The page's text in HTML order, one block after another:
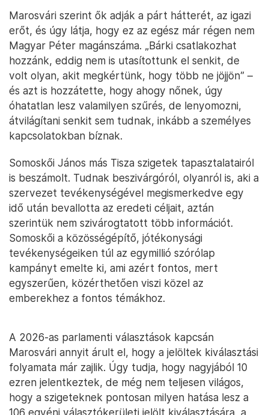
Marosvári szerint ők adják a párt hátterét, az igazi
erőt, és úgy látja, hogy ez az egész már régen nem
Magyar Péter magánszáma. „Bárki csatlakozhat
hozzánk, eddig nem is utasítottunk el senkit, de
volt olyan, akit megkértünk, hogy több ne jöjjön” –
és azt is hozzátette, hogy ahogy nőnek, úgy
óhatatlan lesz valamilyen szűrés, de lenyomozni,
átvilágítani senkit sem tudnak, inkább a személyes
kapcsolatokban bíznak.
Somoskői János más Tisza szigetek tapasztalatairól
is beszámolt. Tudnak beszivárgóról, olyanról is, aki a
szervezet tevékenységével megismerkedve egy
idő után bevallotta az eredeti céljait, aztán
szerintük nem szivárogtatott több információt.
Somoskői a közösségépítő, jótékonysági
tevékenységeiken túl az egymillió szórólap
kampányt emelte ki, ami azért fontos, mert
egyszerűen, közérthetően viszi közel az
emberekhez a fontos témákhoz.
A 2026-as parlamenti választások kapcsán
Marosvári annyit árult el, hogy a jelöltek kiválasztási
folyamata már zajlik. Úgy tudja, hogy nagyjából 10
ezren jelentkeztek, de még nem teljesen világos,
hogy a szigeteknek pontosan milyen hatása lesz a
106 egyéni választókerületi jelölt kiválasztására, a